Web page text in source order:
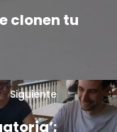
clonen tu
Siguiente